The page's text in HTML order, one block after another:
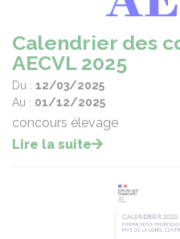
Calendrier des
AECVL 2025
Du : 12/03/2025
Au : 01/12/2025
concours élevage
Lire la suite